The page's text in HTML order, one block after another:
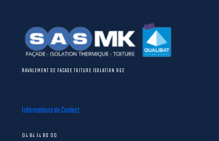
RAVALEMENT DE FACADE TOITURE ISOLATION RGE
Informations de Contact
04 94 14 90 00